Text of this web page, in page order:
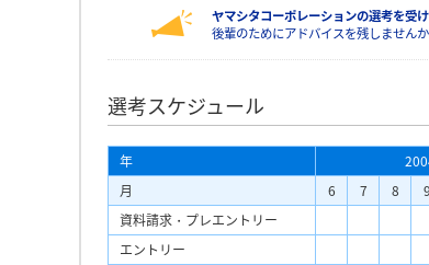
動画で知ろう
ヤマシタコーポレーションの選考を受
後輩のためにアドバイスを残しません
選考スケジュール
年
月
6 7 8 9
資料請求・プレエントリー
エントリー